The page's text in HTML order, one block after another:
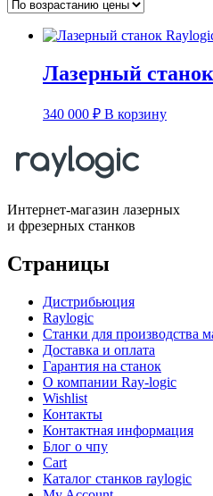
Лазерный
340 000 ₽ В корзину
Интернет-магазин лазерных
и фрезерных станков
Страницы
Дистрибьюция
Raylogic
Станки для производства
Доставка и оплата
Гарантия на станок
О компании Ray-logic
Wishlist
Контакты
Контактная информация
Блог о чпу
Cart
Каталог станков raylogic